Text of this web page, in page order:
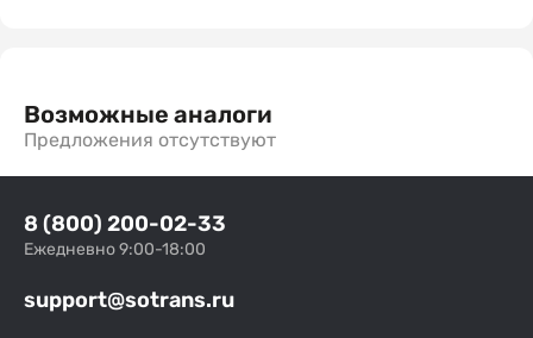
Возможные аналоги
Предложения отсутствуют
8 (800) 200-02-33
Ежедневно 9:00-18:00
support@sotrans.ru